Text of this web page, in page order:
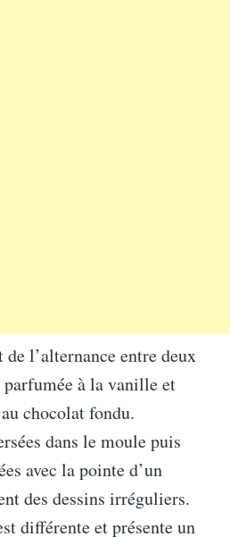
l’alternance entre deux
à la vanille et
chocolat fondu.
dans le moule puis
avec la pointe d’un
des dessins irréguliers.
différente et présente un